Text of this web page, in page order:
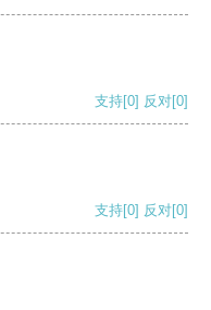
支持[0] 反对[0]
支持[0] 反对[0]